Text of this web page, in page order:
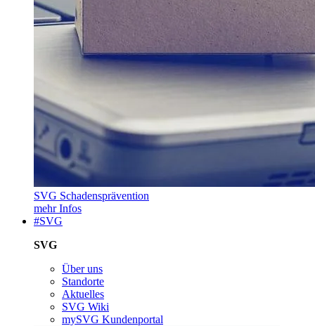
SVG Schadensprävention
mehr Infos
#SVG
SVG
Über uns
Standorte
Aktuelles
SVG Wiki
mySVG Kundenportal